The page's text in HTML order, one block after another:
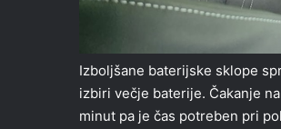
Izboljšane baterijske sklope
izbiri večje baterije. Čakanje
minut pa je čas potreben pri